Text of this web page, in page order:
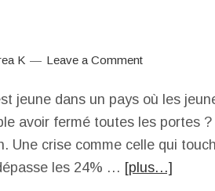
K Leave a Comment
jeune dans un pays où les
avoir fermé toutes les portes
Une crise comme celle qui
les 24% … [plus…]